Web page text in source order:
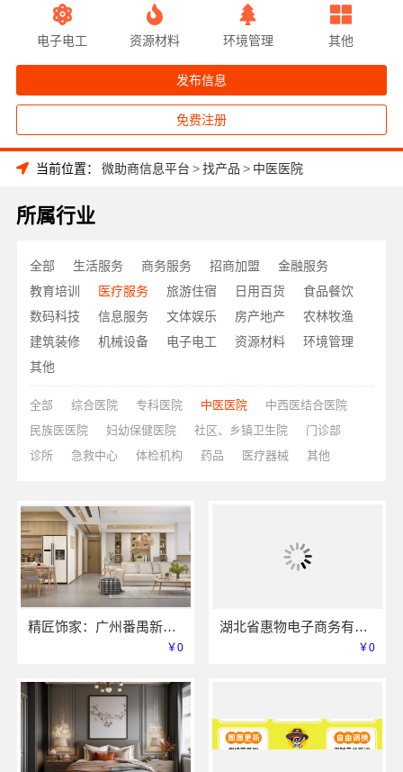
电子电工 资源材料 环境管理 其他
发布信息
免费注册
当前位置： 微助商信息平台 >找产品 > 中医医院
所属行业
全部 生活服务 商务服务 招商加盟
金融服务
教育培训
医疗服务 旅游住宿 日用百货
食品餐饮
数码科技
信息服务 文体娱乐 房产地产
农林牧渔
建筑装修
机械设备 电子电工 资源材料
环境管理
其他
全部 综合医院 专科医院 中医医院
中西医结合医院
民族医医院
妇幼保健医院 社区、乡镇卫生院
门诊部
诊所
急救中心 体检机构 药品 医疗器械 其他
精匠饰家：广州番禺新房家装报价参考
￥0
湖北省惠物电子商务有限公司小型生鲜食品代理商价格
￥0